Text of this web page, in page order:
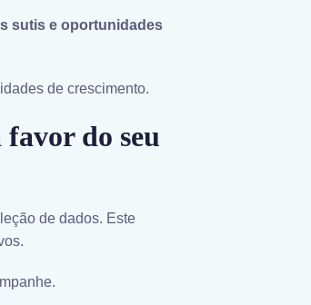
sutis e oportunidades
de crescimento.
do seu
de dados. Este